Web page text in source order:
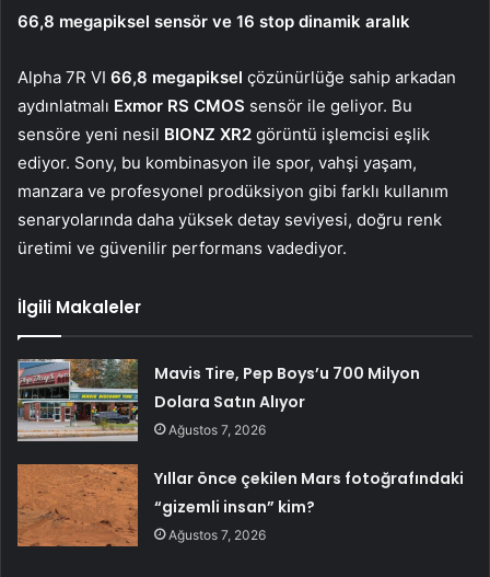
66,8 megapiksel sensör ve 16 stop dinamik aralık
Alpha 7R VI 66,8 megapiksel çözünürlüğe sahip arkadan
aydınlatmalı Exmor RS CMOS sensör ile geliyor. Bu
sensöre yeni nesil BIONZ XR2 görüntü işlemcisi eşlik
ediyor. Sony, bu kombinasyon ile spor, vahşi yaşam,
manzara ve profesyonel prodüksiyon gibi farklı kullanım
senaryolarında daha yüksek detay seviyesi, doğru renk
üretimi ve güvenilir performans vadediyor.
İlgili Makaleler
Mavis Tire, Pep Boys’u 700 Milyon
Dolara Satın Alıyor
Ağustos 7, 2026
Yıllar önce çekilen Mars fotoğrafındaki
“gizemli insan” kim?
Ağustos 7, 2026